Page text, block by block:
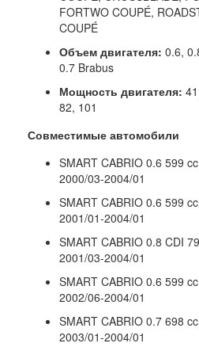
FORTWO COUPÉ,
COUPÉ
Объем двигателя: 0.6,
0.7 Brabus
Мощность двигателя:
82, 101
Совместимые автомобили
SMART CABRIO 0.6 599
2000/03-2004/01
SMART CABRIO 0.6 599
2001/01-2004/01
SMART CABRIO 0.8 CDI
2001/03-2004/01
SMART CABRIO 0.6 599
2002/06-2004/01
SMART CABRIO 0.7 698
2003/01-2004/01